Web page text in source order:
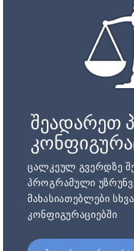
შეადარეთ
ცალკეულ გვერდზე
პროგრამული
მახასიათებლები
კონფიგურაციებში.